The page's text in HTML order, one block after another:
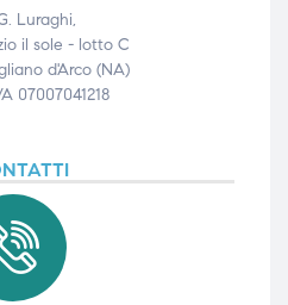
Luraghi,
il sole - lotto C
d'Arco (NA)
07007041218